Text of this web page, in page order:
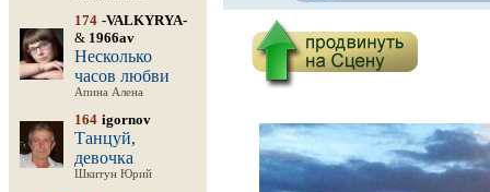
174 -VALKYRYA-
& 1966av
Несколько
часов любви
Апина Алена
164 igornov
Танцуй,
девочка
Шкитун Юрий